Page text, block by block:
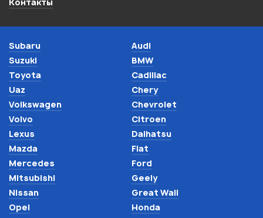
Audi
BMW
Cadillac
Chery
Chevrolet
Citroen
Daihatsu
Fiat
Ford
Geely
Great Wall
Honda
Lexus
Mazda
Mercedes
Mitsubishi
Nissan
Opel
Subaru
Suzuki
Toyota
Uaz
Volkswagen
Volvo